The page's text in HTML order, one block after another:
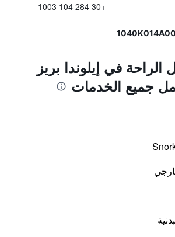
+30 284 104 1003
الراحة في إيلوندا بريز
جميع الخدمات